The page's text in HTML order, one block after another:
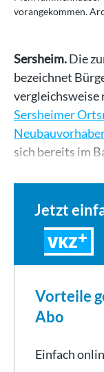
vorangekommen.
Sersheim.Die
bezeichnet
vergleichsweise
Sersheimer
sich bereits im
Jetzt
VKZ
Vorteile
Abo
Einfach